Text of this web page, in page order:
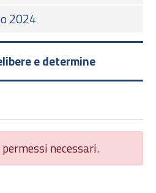
2024
e determine
necessari.